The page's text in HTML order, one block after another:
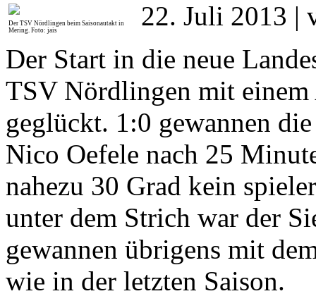
Der TSV Nördlingen beim Saisonautakt in
Mering. Foto: jais
22. Juli 2013 |
Der Start in die neue
TSV Nördlingen mit
geglückt. 1:0 gewannen
Nico Oefele nach 25
nahezu 30 Grad kein
unter dem Strich war der
gewannen übrigens mit
wie in der letzten Saison.